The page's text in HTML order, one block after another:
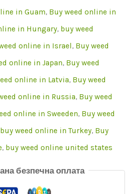
in Guam, Buy weed online in
in Hungary, buy weed
online in Israel, Buy weed
online in Japan, Buy weed
online in Latvia, Buy weed
online in Russia, Buy weed
online in Sweeden, Buy weed
buy weed online in Turkey, Buy
, buy weed online united states
безпечна оплата